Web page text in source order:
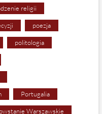
religii
poezja
politologia
Portugalia
Warszawskie